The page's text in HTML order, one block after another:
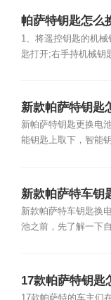
帕萨特钥匙怎么
1、将遥控钥匙的机
匙打开;右手持机械钥
新款帕萨特钥匙
新帕萨特钥匙更换电
能钥匙上取下，智能
新款帕萨特车钥
新款帕萨特车钥匙换
池之前，先了解一下
17款帕萨特钥匙
17款帕萨特的车主们